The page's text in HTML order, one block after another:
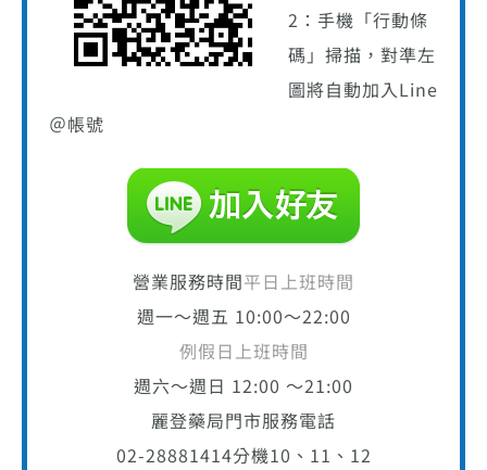
2：手機「行動條
碼」掃描，對準左
圖將自動加入Line
＠帳號
營業服務時間平日上班時間
週一～週五 10:00～22:00
例假日上班時間
週六～週日 12:00 ～21:00
麗登藥局門市服務電話
02-28881414分機10、11、12